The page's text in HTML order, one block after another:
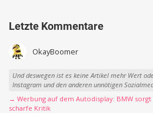
Letzte Kommentare
OkayBoomer
Und deswegen ist es keine Artikel mehr Wert
Instagram und den anderen unnötigen
→ Werbung auf dem Autodisplay: BMW
scharfe Kritik